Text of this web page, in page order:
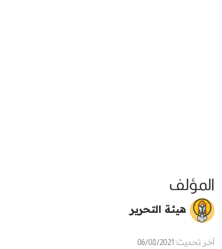
المؤلف
هيئة التحرير
آخر تحديث: 06/08/2021